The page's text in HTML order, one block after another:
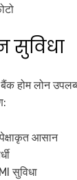
सुविधा
होम लोन
आसान
सुविधा